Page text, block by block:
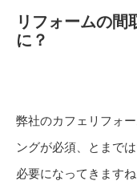
リフォームの間
に？
弊社のカフェリフォ
ングが必須、とまで
必要になってきます